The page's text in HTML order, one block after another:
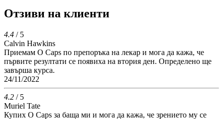
Отзиви на клиенти
4.4 / 5
Calvin Hawkins
Приемам O Caps по препоръка на лекар и мога да кажа, че
първите резултати се появиха на втория ден. Определено ще
завърша курса.
24/11/2022
4.2 / 5
Muriel Tate
Купих O Caps за баща ми и мога да кажа, че зрението му се